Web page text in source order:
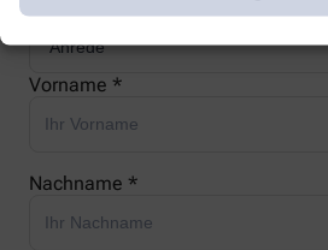
Vorname *
Nachname *